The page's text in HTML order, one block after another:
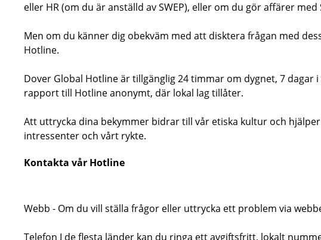
eller HR (om du är anställd av SWEP), eller om du gör affärer
Men om du känner dig obekväm med att disktera frågan med
Hotline.
Dover Global Hotline är tillgänglig 24 timmar om dygnet, 7
rapport till Hotline anonymt, där lokal lag tillåter.
Att uttrycka dina bekymmer bidrar till vår etiska kultur och
intressenter och vårt rykte.
Kontakta vår Hotline
Webb - Om du vill ställa frågor eller uttrycka ett problem via
Telefon I de flesta länder kan du ringa ett avgiftsfritt, lokalt